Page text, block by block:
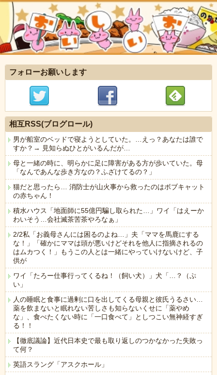
フォローお願いします
相互RSS(ブログロール)
男が船室のベッドで寝ようとしていた。…えっ？あなたは誰で
すか？→ 見知らぬひとがいるんだが…
母と一緒の時に、明らかに足に障害がある方が歩いていた。母
「なんであんな歩き方なの？ふざけてるの？」
猫だと思ったら… 消防士が山火事から救ったのはボブキャット
の赤ちゃん！
積水ハウス「地面師に55億円騙し取られた…」ワイ「はえーか
わいそう…会社滅茶苦茶やろなぁ」
2/2私「お義母さんには困るのよね…」夫「ママを馬鹿にする
な！」「確かにママは頭が悪いけどそれを他人に指摘されるの
はムカつく！」もうこの人とは一緒にやっていけないけど、子
供が
ワイ「たろー仕事行ってくるね！（飼い犬）」犬「…？（ぷ
い」
人の睡眠と食事に過剰に口を出してくる母親と彼氏うるさい…
薬を飲まないと眠れない苦しさも知らないくせに「薬やめ
な」、食べたくない時に「一口食べて」としつこい無神経すぎ
る！！
【徹底議論】近代日本史で最も取り返しのつかなかった失敗っ
て何？
英語スラング「アスクホール」